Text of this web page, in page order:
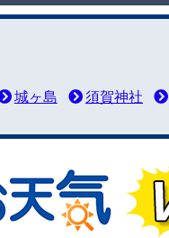
城ヶ島 須賀神社